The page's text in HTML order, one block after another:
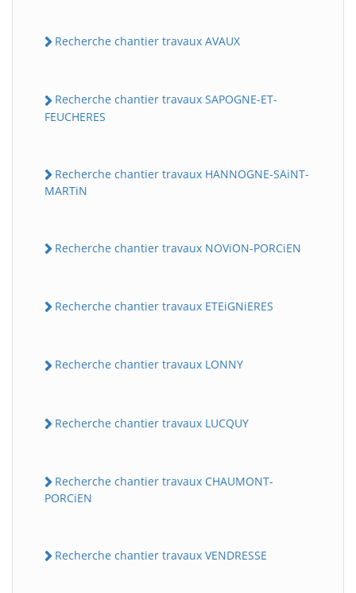
Recherche chantier travaux AVAUX
Recherche chantier travaux SAPOGNE-ET-
FEUCHERES
Recherche chantier travaux HANNOGNE-SAiNT-
MARTiN
Recherche chantier travaux NOViON-PORCiEN
Recherche chantier travaux ETEiGNiERES
Recherche chantier travaux LONNY
Recherche chantier travaux LUCQUY
Recherche chantier travaux CHAUMONT-
PORCiEN
Recherche chantier travaux VENDRESSE